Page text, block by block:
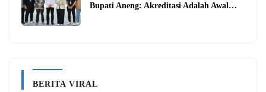
Bupati Aneng: Akreditasi Adalah Awal
BERITA VIRAL